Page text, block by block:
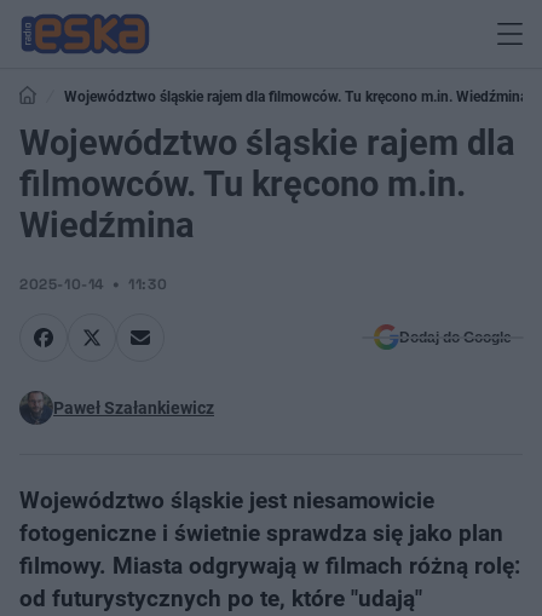
Województwo śląskie rajem dla filmowców. Tu kręcono m.in. Wiedźmina
Województwo śląskie rajem dla
filmowców. Tu kręcono m.in.
Wiedźmina
2025-10-14 11:30
Dodaj do Google
Paweł Szałankiewicz
Województwo śląskie jest niesamowicie
fotogeniczne i świetnie sprawdza się jako plan
filmowy. Miasta odgrywają w filmach różną rolę:
od futurystycznych po te, które "udają"